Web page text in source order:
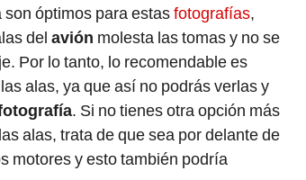
óptimos para estasfotografías,
del avión molesta las tomas y no se
Por lo tanto, lo recomendable es
alas, ya que así no podrás verlas y
. Si no tienes otra opción más
alas, trata de que sea por delante de
motores y esto también podría